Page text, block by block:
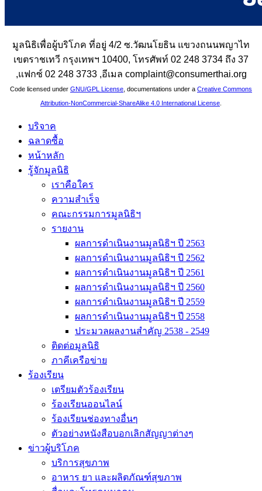
มูลนิธิเพื่อผู้บริโภค ที่อยู่ 4/2 ซ.วัฒนโยธิน แขวงถนนพญาไท
เขตราชเทวี กรุงเทพฯ 10400, โทรศัพท์ 02 248 3734 ถึง 37
,แฟกซ์ 02 248 3733 ,อีเมล complaint@consumerthai.org
Code licensed under GNU/GPL License , documentations under a Creative Commons
Attribution-NonCommercial-ShareAlike 4.0 International License
บริจาค
ฉลาดซื้อ
หน้าหลัก
รู้จักมูลนิธิ
เราคือใคร
ความสำเร็จ
คณะกรรมการมูลนิธิฯ
รายงาน
ผลการดำเนินงานมูลนิธิฯ ปี 2563
ผลการดำเนินงานมูลนิธิฯ ปี 2562
ผลการดำเนินงานมูลนิธิฯ ปี 2561
ผลการดำเนินงานมูลนิธิฯ ปี 2560
ผลการดำเนินงานมูลนิธิฯ ปี 2559
ผลการดำเนินงานมูลนิธิฯ ปี 2558
ประมวลผลงานสำคัญ 2538 - 2549
ติดต่อมูลนิธิ
ภาคีเครือข่าย
ร้องเรียน
เตรียมตัวร้องเรียน
ร้องเรียนออนไลน์
ร้องเรียนช่องทางอื่นๆ
ตัวอย่างหนังสือบอกเลิกสัญญาต่างๆ
ข่าวผู้บริโภค
บริการสุขภาพ
อาหาร ยา และผลิตภัณฑ์สุขภาพ